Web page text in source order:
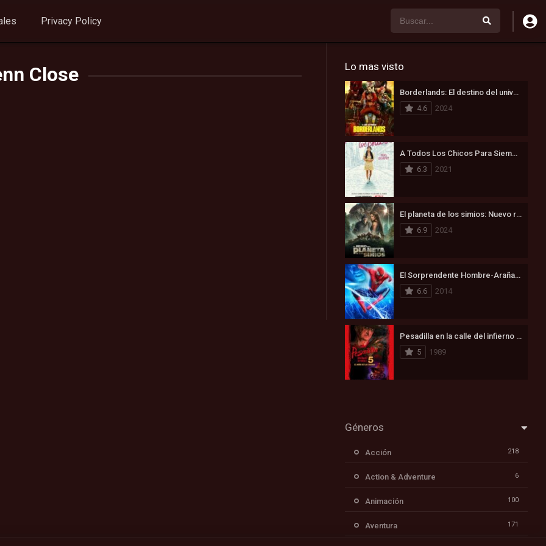
Privacy Policy
Close Lo mas visto
Borderlands: El destino del universo está en juego (2024)
4.6
2024
A Todos Los Chicos Para Siempre (2021)
6.3
2021
El planeta de los simios: Nuevo reino (2024)
6.9
2024
El Sorprendente Hombre-Araña 2: La Amenaza de Electro (2014)
6.6
2014
Pesadilla en la calle del infierno 5: Ha nacido el hijo de Freddy (1989)
5
1989
Géneros
Acción 218
Action & Adventure 6
Animación 100
Aventura 171